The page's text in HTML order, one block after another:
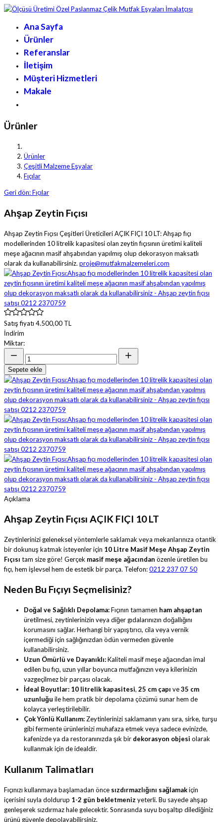
Ana Sayfa
Ürünler
Referanslar
İletişim
Müşteri Hizmetleri
Makale
Ürünler
Ürünler
Çeşitli Malzeme Eşyalar
Fıçılar
Geri dön: Fıçılar
Ahşap Zeytin Fıçısı
Ahşap Zeytin Fıçısı Çeşitleri Üreticileri AÇIK FIÇI 10 LT: Ahşap fıçı
modellerinden 10 litrelik kapasitesi olan zeytin fıçısının üretimi kaliteli
meşe ağacının masif ahşabından yapılmış olup dekorasyon maksatlı
olarak da kullanabilirsiniz. proje@mutfakmalzemeleri.com
Satış fiyatı 4.500,00 TL
İndirim
Miktar:
Sepete ekle
Açıklama
Ahşap Zeytin Fıçısı AÇIK FIÇI 10 LT
Zeytinlerinizi geleneksel yöntemlerle saklamak veya mekanlarınıza otantik
bir dokunuş katmak isteyenler için 10 Litre Masif Meşe Ahşap Zeytin
Fıçısı tam size göre! Gerçek masif meşe ağacından özenle üretilen bu
fıçı, hem işlevsel hem de estetik bir parça. Telefon:0212 237 07 50
Neden Bu Fıçıyı Seçmelisiniz?
Doğal ve Sağlıklı Depolama:Fıçının tamamen ham ahşaptan
üretilmesi, zeytinlerinizin veya diğer gıdalarınızın doğallığını
korumasını sağlar. Herhangi bir yapıştırıcı, cila veya vernik
içermediği için sağlığınızdan ödün vermeden güvenle
kullanabilirsiniz.
Uzun Ömürlü ve Dayanıklı:Kaliteli masif meşe ağacından imal
edilen bu fıçı, uzun yıllar boyunca mutfağınızın veya kilerinizin
vazgeçilmez bir parçası olacak.
İdeal Boyutlar: 10 litrelik kapasitesi, 25 cm çapı ve35 cm
uzunluğu ile hem pratik bir depolama çözümü sunar hem de
kolayca yerleştirilebilir.
Çok Yönlü Kullanım:Zeytinlerinizi saklamanın yanı sıra, sirke, turşu
gibi fermente ürünlerinizi muhafaza etmek veya sadece evinizde,
kafenizde ya da restoranınızda şık bir dekorasyon objesi olarak
kullanmak için de idealdir.
Kullanım Talimatları
Fıçınızı kullanmaya başlamadan önce sızdırmazlığını sağlamakiçin
içerisini suyla doldurup 1-2 gün bekletmeniz yeterli. Bu sayede ahşap
genleşerek sızdırmaz hale gelecektir. Sonrasında suyu boşaltıp dilediğiniz
ürünü güvenle depolayabilirsiniz.